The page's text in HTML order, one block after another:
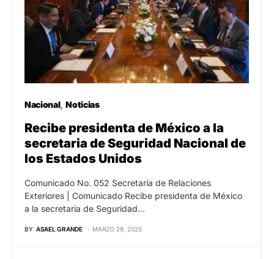
Nacional Noticias
Recibe presidenta de México a la
secretaria de Seguridad Nacional de
los Estados Unidos
Comunicado No. 052 Secretaría de Relaciones
Exteriores | Comunicado Recibe presidenta de México
a la secretaria de Seguridad…
BY ASAEL GRANDE MARZO 29, 2025